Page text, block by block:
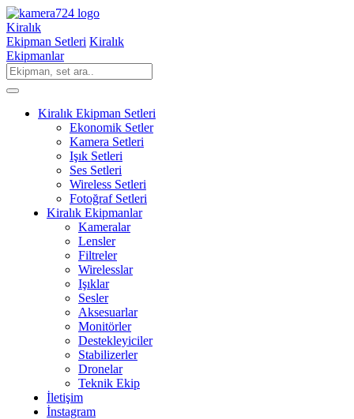
Kiralık
Ekipman Setleri Kiralık
Ekipmanlar
Kiralık Ekipman Setleri
Ekonomik Setler
Kamera Setleri
Işık Setleri
Ses Setleri
Wireless Setleri
Fotoğraf Setleri
Kiralık Ekipmanlar
Kameralar
Lensler
Filtreler
Wirelesslar
Işıklar
Sesler
Aksesuarlar
Monitörler
Destekleyiciler
Stabilizerler
Dronelar
Teknik Ekip
İletişim
İnstagram